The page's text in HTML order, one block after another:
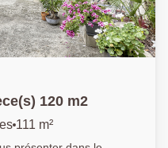
120 m2
111 m²